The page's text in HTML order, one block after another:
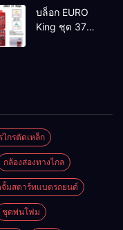
2-26 DFR ทุ่น
ทองแดงแท้
100%
บล็อก EURO
King ชุด 37
ไกรตัดเหล็ก
กล้องส่องทางไกล
มสตาร์ทแบตรถยนต์
ชุดพ่นโฟม